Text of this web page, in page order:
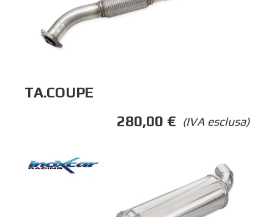
TA.COUPE
(IVA esclusa)
280,00 €